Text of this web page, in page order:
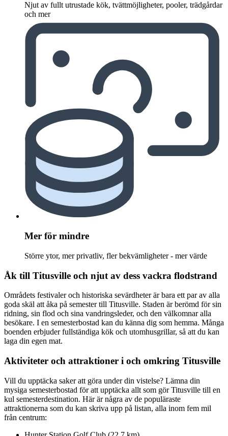
Njut av fullt utrustade kök, tvättmöjligheter, pooler, trädgårdar
och mer
Mer för mindre
Större ytor, mer privatliv, fler bekvämligheter - mer värde
Åk till Titusville och njut av dess vackra flodstrand
Områdets festivaler och historiska sevärdheter är bara ett par av alla
goda skäl att åka på semester till Titusville. Staden är berömd för sin
ridning, sin flod och sina vandringsleder, och den välkomnar alla
besökare. I en semesterbostad kan du känna dig som hemma. Många
boenden erbjuder fullständiga kök och utomhusgrillar, så att du kan
laga din egen mat.
Aktiviteter och attraktioner i och omkring Titusville
Vill du upptäcka saker att göra under din vistelse? Lämna din
mysiga semesterbostad för att upptäcka allt som gör Titusville till en
kul semesterdestination. Här är några av de populäraste
attraktionerna som du kan skriva upp på listan, alla inom fem mil
från centrum: